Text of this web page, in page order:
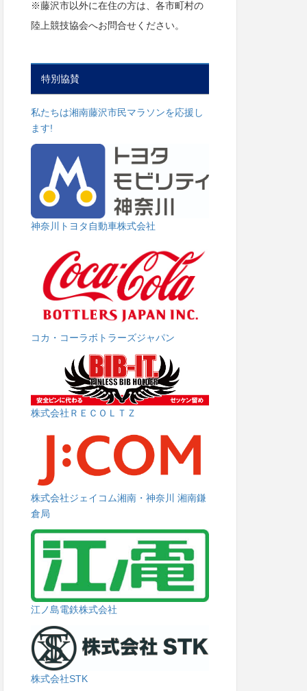
※藤沢市以外に在住の方は、各市町村の
陸上競技協会へお問合せください。
特別協賛
私たちは湘南藤沢市民マラソンを応援し
ます!
神奈川トヨタ自動車株式会社
コカ・コーラボトラーズジャパン
株式会社ＲＥＣＯＬＴＺ
株式会社ジェイコム湘南・神奈川 湘南鎌
倉局
江ノ島電鉄株式会社
株式会社STK